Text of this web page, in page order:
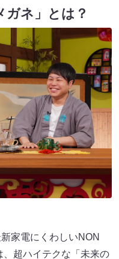
ガネ」とは？
家電にくわしいNON
超ハイテクな「未来の